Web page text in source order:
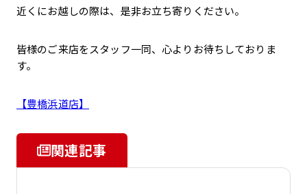
近くにお越しの際は、是非お立ち寄りください。
皆様のご来店をスタッフ一同、心よりお待ちしておりま
す。
【豊橋浜道店】
関連記事